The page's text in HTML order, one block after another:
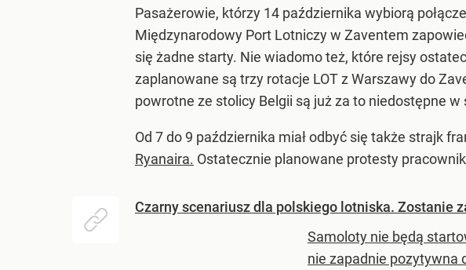
Pasażerowie, którzy 14 października wybiorą
Międzynarodowy Port Lotniczy w Zaventem
się żadne starty. Nie wiadomo też, które rejsy
zaplanowane są trzy rotacje LOT z Warszawy do
powrotne ze stolicy Belgii są już za to niedostępne w
Od 7 do 9 października miał odbyć się także strajk
Ryanaira. Ostatecznie planowane protesty
Czarny scenariusz dla polskiego lotniska. Zostanie
Samoloty nie będą
nie zapadnie pozytywna